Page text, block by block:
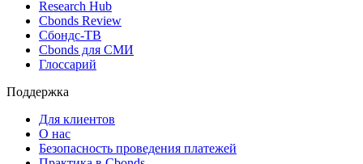
Новости и Аналитика
Новости рынка
Research Hub
Сбондс-ТВ
Глоссарий
Поддержка